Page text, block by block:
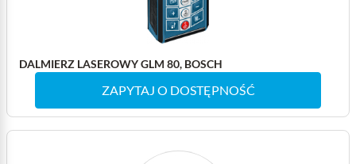
DALMIERZ LASEROWY GLM 80, BOSCH
ZAPYTAJ O DOSTĘPNOŚĆ